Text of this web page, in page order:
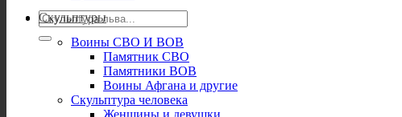
Искать:
Скульптуры
Воины СВО И ВОВ
Памятник СВО
Памятники ВОВ
Воины Афгана и другие
Скульптура человека
Женщины и девушки